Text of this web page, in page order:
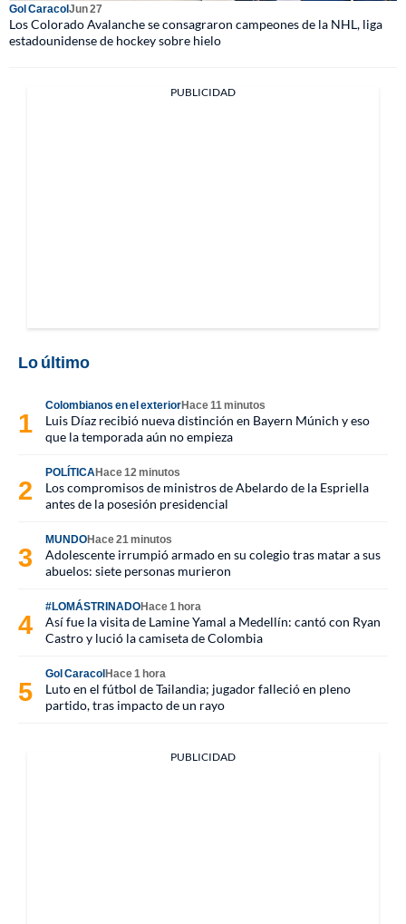
Gol CaracolJun 27
Los Colorado Avalanche se consagraron campeones de la NHL, liga
estadounidense de hockey sobre hielo
PUBLICIDAD
Lo último
Colombianos en el exteriorHace 11 minutos
Luis Díaz recibió nueva distinción en Bayern Múnich y eso
que la temporada aún no empieza
POLÍTICAHace 12 minutos
Los compromisos de ministros de Abelardo de la Espriella
antes de la posesión presidencial
MUNDOHace 21 minutos
Adolescente irrumpió armado en su colegio tras matar a sus
abuelos: siete personas murieron
#LOMÁSTRINADOHace 1 hora
Así fue la visita de Lamine Yamal a Medellín: cantó con Ryan
Castro y lució la camiseta de Colombia
Gol CaracolHace 1 hora
Luto en el fútbol de Tailandia; jugador falleció en pleno
partido, tras impacto de un rayo
PUBLICIDAD